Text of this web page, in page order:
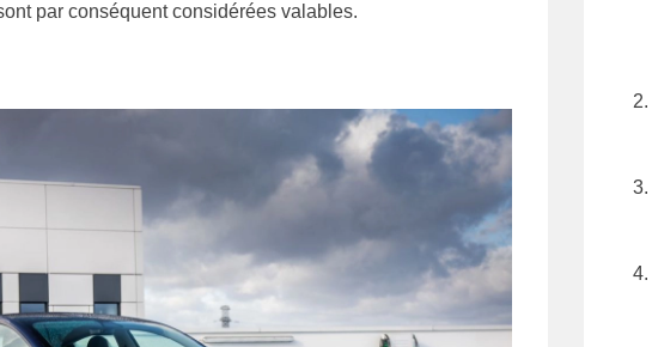
par conséquent considérées valables.